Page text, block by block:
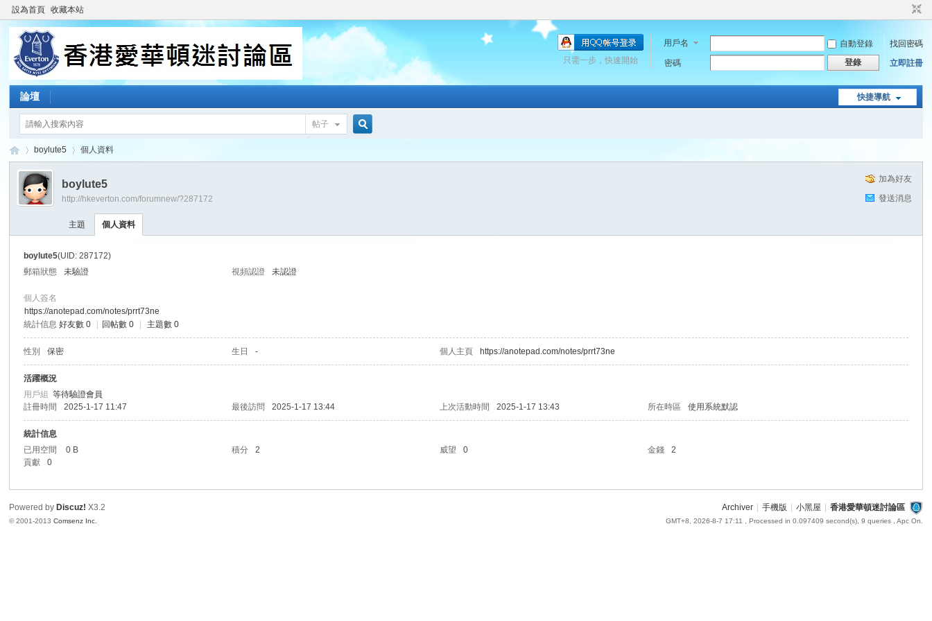
設為首頁 收藏本站
用戶名 自動登錄
找回密碼
密碼
登錄 立即註冊
只需一步，快速開始
快捷導航
論壇
帖子
›
boylute5 個人資料
加為好友
發送消息
boylute5
http://hkeverton.com/forumnew/?287172
主題 個人資料
boylute5(UID: 287172)
郵箱狀態
未驗證 視頻認證 未認證
個人簽名
https://anotepad.com/notes/prrt73ne
統計信息 好友數 0 回帖數 0 主題數 0
性別 保密 生日 - 個人主頁 https://anotepad.com/notes/prrt73ne
活躍概況
用戶組等待驗證會員
註冊時間
2025-1-17 11:47 最後訪問 2025-1-17 13:44 上次活動時間 2025-1-17 13:43 所在時區 使用系統默認
統計信息
已用空間
0 B 積分 2 威望 0 金錢
2
貢獻
0
Archiver 手機版 小黑屋 香港愛華頓迷討論區
GMT+8, 2026-8-7 17:11 , Processed in 0.097409 second(s), 9 queries , Apc On.
Powered by Discuz! X3.2
© 2001-2013Comsenz Inc.